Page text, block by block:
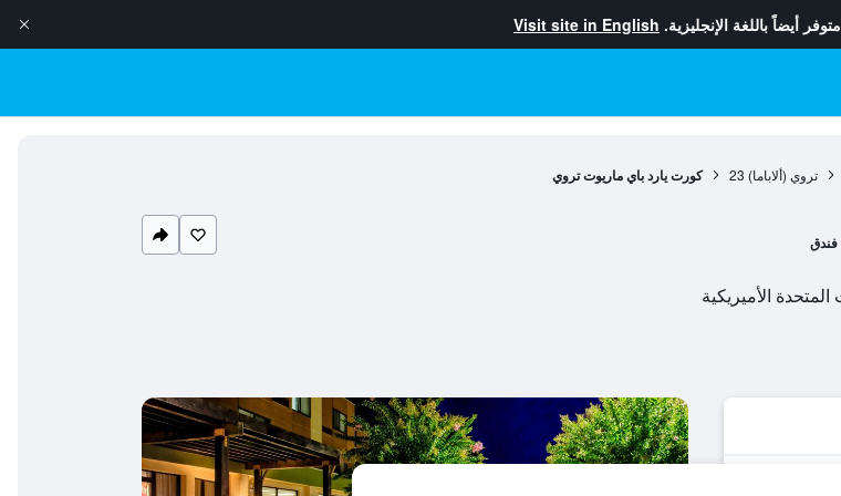
متوفر أيضاً باللغة الإنجليزية. Visit site in English
تروي (ألاباما) 23 كورت يارد باي ماريوت تروي
فندق